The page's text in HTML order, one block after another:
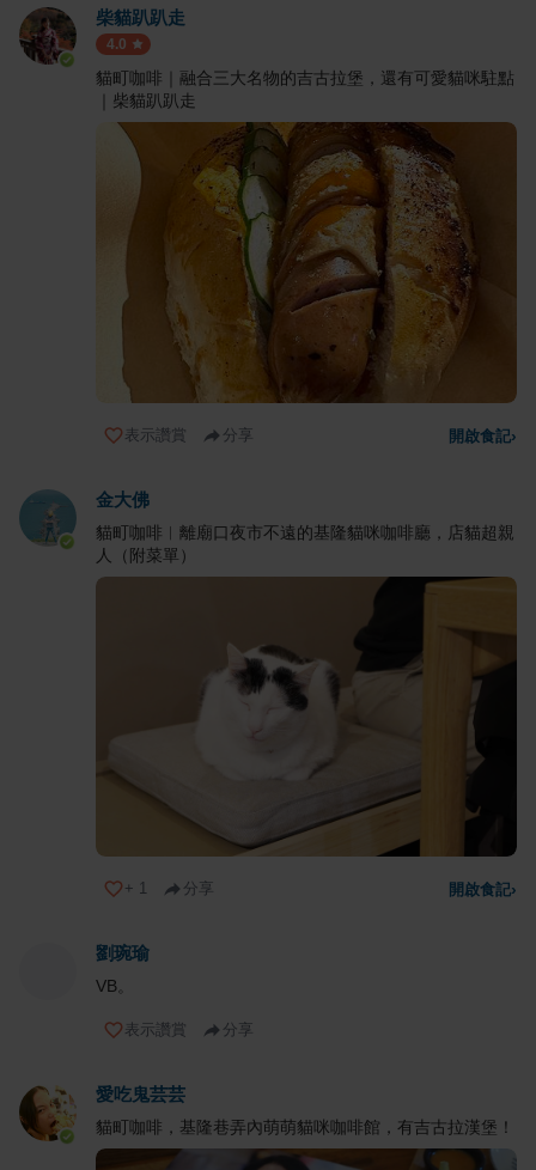
柴貓趴趴走
4.0
貓町咖啡｜融合三大名物的吉古拉堡，還有可愛貓咪駐點
｜柴貓趴趴走
表示讚賞 分享 開啟食記›
金大佛
貓町咖啡︳離廟口夜市不遠的基隆貓咪咖啡廳，店貓超親
人（附菜單）
+ 1 分享 開啟食記›
劉琬瑜
VB。
表示讚賞 分享
愛吃鬼芸芸
貓町咖啡，基隆巷弄內萌萌貓咪咖啡館，有吉古拉漢堡！